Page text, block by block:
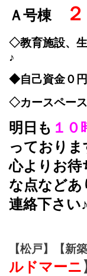
Ａ号棟
◇教育施設、
♪
◆自己資金０
◇カースペー
明日も １０
っており
心よりお
な点などあ
連絡下さい♪
【松戸】【新
ルドマーニ